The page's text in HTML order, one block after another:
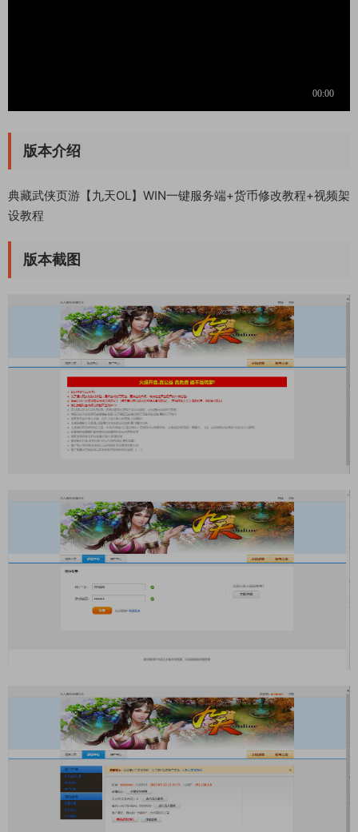
版本介绍
典藏武侠页游【九天OL】WIN一键服务端+货币修改教程+视频架
设教程
版本截图